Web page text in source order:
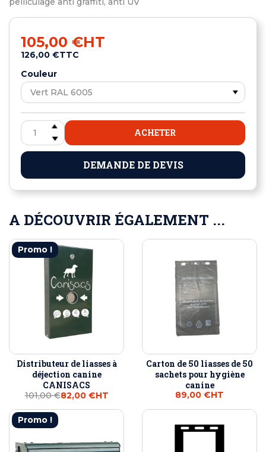
105,00 €HT
126,00 €TTC
Couleur
ACHETER
DEMANDE DE DEVIS
A DÉCOUVRIR ÉGALEMENT ...
Promo !
Distributeur de liasses à
déjection canine
CANISACS
101,00 €82,00 €HT
Carton de 50 liasses de 50
sachets pour hygiène
canine
89,00 €HT
Promo !